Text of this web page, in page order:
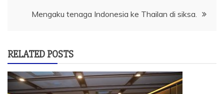
Mengaku tenaga Indonesia ke Thailan di siksa.
RELATED POSTS